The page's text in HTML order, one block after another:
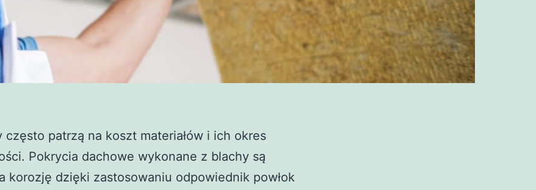
często patrzą na koszt materiałów i ich okres
Pokrycia dachowe wykonane z blachy są
korozję dzięki zastosowaniu odpowiednik powłok